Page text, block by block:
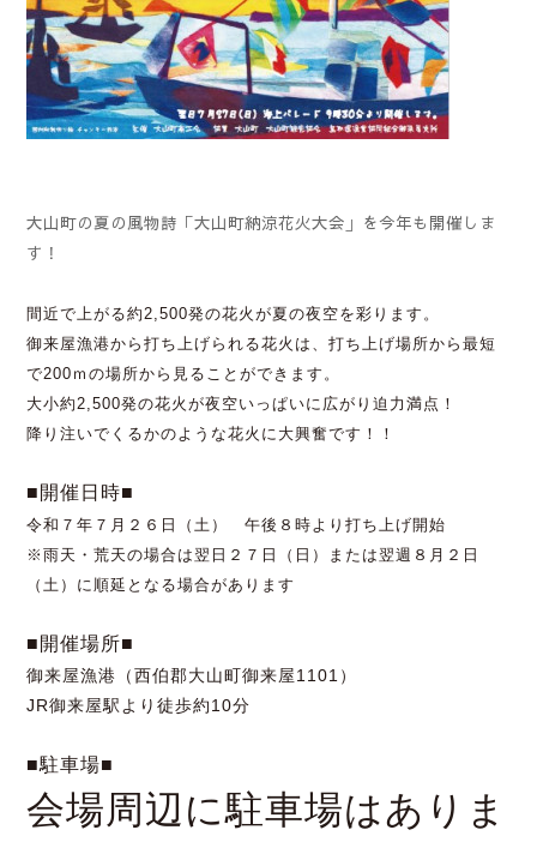
大山町の夏の風物詩「大山町納涼花火大会」を今年も開催しま
す！
間近で上がる約2,500発の花火が夏の夜空を彩ります。
御来屋漁港から打ち上げられる花火は、打ち上げ場所から最短
で200ｍの場所から見ることができます。
大小約2,500発の花火が夜空いっぱいに広がり迫力満点！
降り注いでくるかのような花火に大興奮です！！
■開催日時■
令和７年７月２６日（土） 午後８時より打ち上げ開始
※雨天・荒天の場合は翌日２７日（日）
または翌週８月２日
（土）に順延となる場合があります
■開催場所■
御来屋漁港（西伯郡大山町御来屋1101）
JR御来屋駅より徒歩約10分
■駐車場■
会場周辺に駐車場はありま